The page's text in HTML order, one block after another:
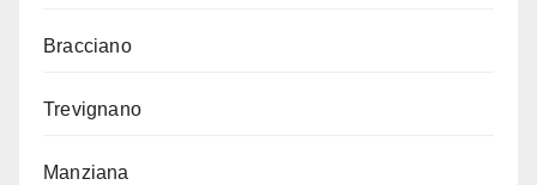
Bracciano
Trevignano
Manziana